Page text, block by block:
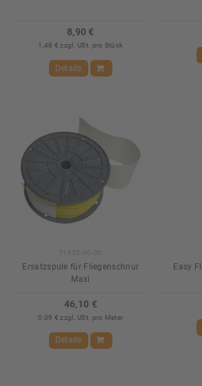
8,90 €
1,48 € zzgl. USt. pro Stück
Details
Ersatzspule für Fliegenschnur
Maxi
46,10 €
0,09 € zzgl. USt. pro Meter
Details
Easy